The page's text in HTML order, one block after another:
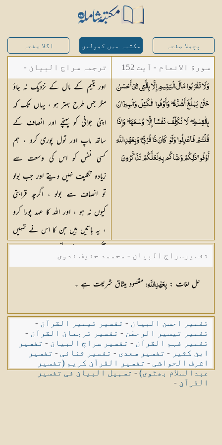
پچھلا صفحہ مکتبہ میں کھولیں اگلا صفحہ
سورة الانعام - آیت 152
وَلَا تَقْرَبُوا مَالَ الْيَتِيمِ إِلَّا بِالَّتِي هِيَ أَحْسَنُ
حَتَّىٰ يَبْلُغَ أَشُدَّهُ ۖ وَأَوْفُوا الْكَيْلَ وَالْمِيزَانَ
بِالْقِسْطِ ۖ لَا نُكَلِّفُ نَفْسًا إِلَّا وُسْعَهَا ۖ وَإِذَا
قُلْتُمْ فَاعْدِلُوا وَلَوْ كَانَ ذَا قُرْبَىٰ ۖ وَبِعَهْدِ اللَّهِ
أَوْفُوا ۚ ذَٰلِكُمْ وَصَّاكُم بِهِ لَعَلَّكُمْتَذَكَّرُونَ
ترجمہ سراج البیان -
مستفاد از ترجمتین
شاہ عبدالقادر دھلوی/
شاہ رفیع الدین دھلوی
اور یتیم کے مال کے نزدیک نہ جاؤ
مگر جس طرح بہتر ہو ، یہاں تک کہ
اپنی جوانی کو پہنچے اور انصاف کے
ساتھ ماپ اور تول پوری کرو ، ہم
کسی نفس کو اس کی وسعت سے
زیادہ تکلیف نہیں دیتے اور جب بولو
تو انصاف سے بولو ، اگرچہ قرابتی
کیوں نہ ہو ، اور اللہ کا عہد پورا کرو
، یہ باتیں ہیں جن کا اس نے تمہیں
حکم دیا ہے شاید تم سوچو ۔
تفسیرسراج البیان - محممد حنیف ندوی
حل لغات : بِعَهْدِ اللَّهِ: مقصود میثاق شریعت ہے ۔
تفسیر احسن البیان - تفسیر تیسیر القرآن -
تفسیر تیسیر الرحمٰن - تفسیر ترجمان القرآن -
تفسیر فہم القرآن - تفسیر سراج البیان - تفسیر
ابن کثیر - تفسیر سعدی - تفسیر ثنائی - تفسیر
اشرف الحواشی - تفسیر القرآن کریم (تفسیر
عبدالسلام بھٹوی)-تسہیل البیان فی تفسیر
القرآن -